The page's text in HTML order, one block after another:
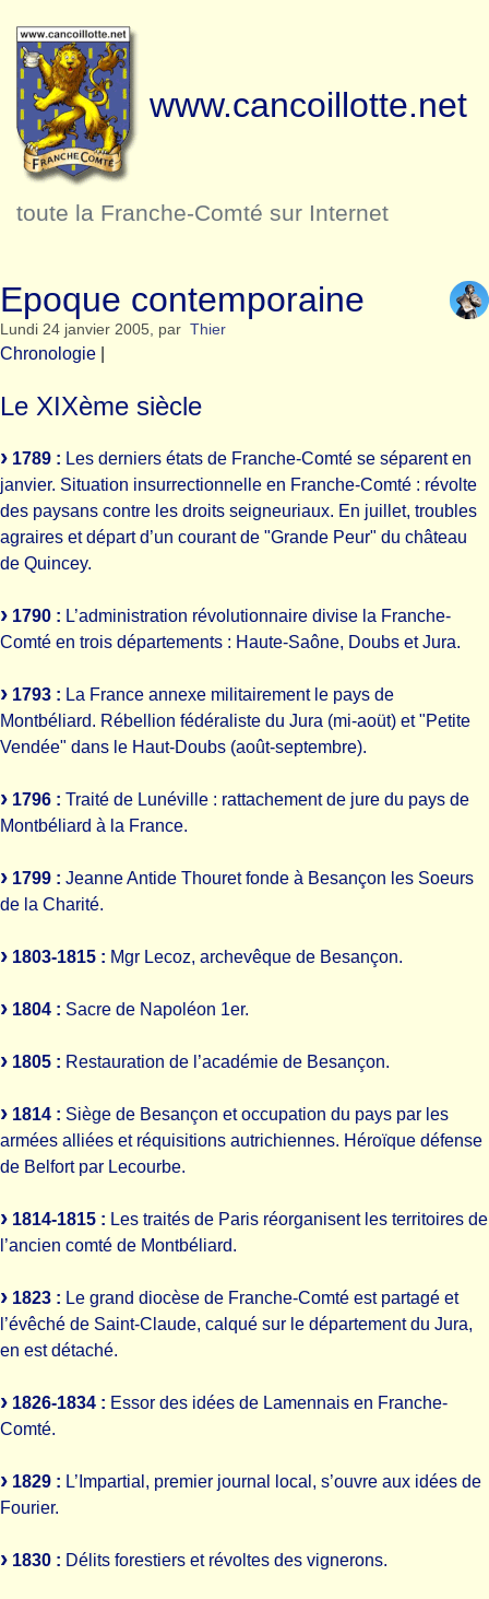
www.cancoillotte.net
toute la Franche-Comté sur Internet
Epoque contemporaine
Lundi 24 janvier 2005, par Thier
Chronologie
Le XIXème siècle
1789 : Les derniers états de Franche-Comté se séparent en
janvier. Situation insurrectionnelle en Franche-Comté : révolte
des paysans contre les droits seigneuriaux. En juillet, troubles
agraires et départ d’un courant de "Grande Peur" du château
de Quincey.
1790 : L’administration révolutionnaire divise la Franche-
Comté en trois départements : Haute-Saône, Doubs et Jura.
1793 : La France annexe militairement le pays de
Montbéliard. Rébellion fédéraliste du Jura (mi-aoüt) et "Petite
Vendée" dans le Haut-Doubs (août-septembre).
1796 : Traité de Lunéville : rattachement de jure du pays de
Montbéliard à la France.
1799 : Jeanne Antide Thouret fonde à Besançon les Soeurs
de la Charité.
1803-1815 : Mgr Lecoz, archevêque de Besançon.
1804 : Sacre de Napoléon 1er.
1805 : Restauration de l’académie de Besançon.
1814 : Siège de Besançon et occupation du pays par les
armées alliées et réquisitions autrichiennes. Héroïque défense
de Belfort par Lecourbe.
1814-1815 : Les traités de Paris réorganisent les territoires de
l’ancien comté de Montbéliard.
1823 : Le grand diocèse de Franche-Comté est partagé et
l’évêché de Saint-Claude, calqué sur le département du Jura,
en est détaché.
1826-1834 : Essor des idées de Lamennais en Franche-
Comté.
1829 : L’Impartial, premier journal local, s’ouvre aux idées de
Fourier.
1830 : Délits forestiers et révoltes des vignerons.